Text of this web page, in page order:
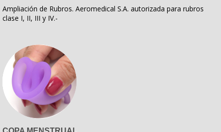
Ampliación de Rubros. Aeromedical S.A. autorizada para rubros
clase I, II, III y IV.-